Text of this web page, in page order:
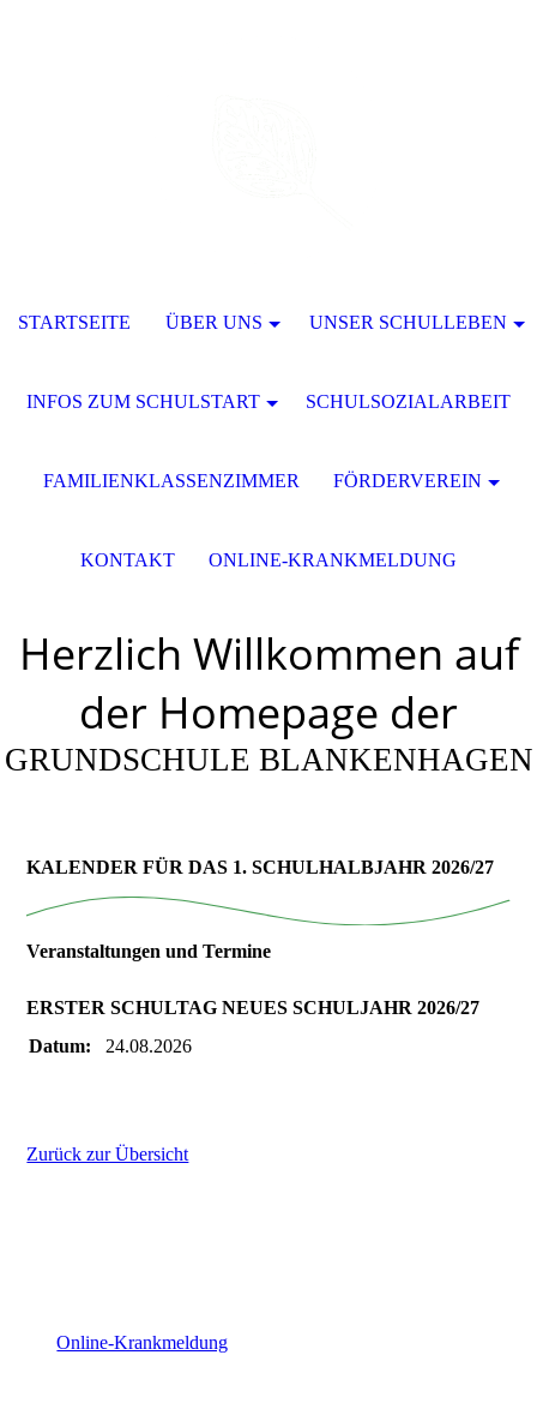
Herzlich Willkommen auf
der Homepage der
GRUNDSCHULE BLANKENHAGEN
KALENDER FÜR DAS 1. SCHULHALBJAHR 2026/27
Veranstaltungen und Termine
ERSTER SCHULTAG NEUES SCHULJAHR 2026/27
Datum:
24.08.2026
Zurück zur Übersicht
Online-Krankmeldung
STARTSEITE ÜBER UNS UNSER SCHULLEBEN
INFOS ZUM SCHULSTART SCHULSOZIALARBEIT
FAMILIENKLASSENZIMMER FÖRDERVEREIN
KONTAKT ONLINE-KRANKMELDUNG